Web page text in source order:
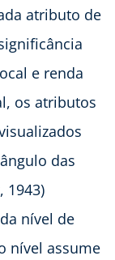
atributo de
e renda
os atributos
das
1943)
nível de
nível assume